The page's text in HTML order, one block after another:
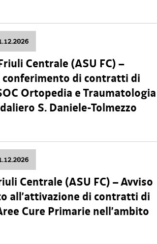
Centrale (ASU FC) –
conferimento di contratti di
Ortopedia e Traumatologia
S. Daniele-Tolmezzo
Centrale (ASU FC) – Avviso
all’attivazione di contratti di
Cure Primarie nell’ambito